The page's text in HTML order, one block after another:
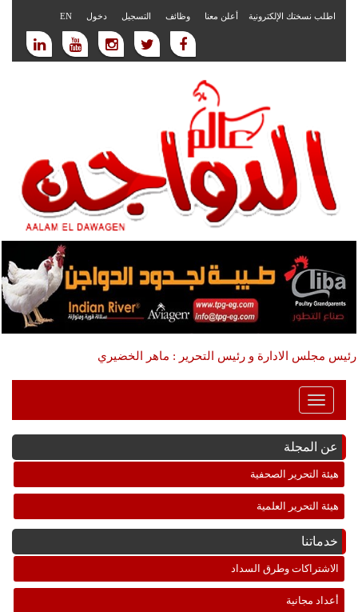
اطلب نسختك الإلكترونية أعلن معنا وظائف التسجيل دخول EN
رئيس مجلس الادارة و رئيس التحرير : ماهر الخضيري
Toggle
Navigation
عن المجلة
هيئة التحرير الصحفية
هيئة التحرير العلمية
خدماتنا
الاشتراكات وطرق السداد
أعداد مجانية